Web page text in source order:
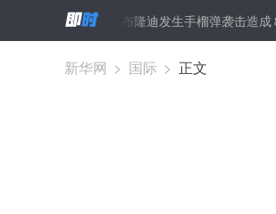
布隆迪发生手榴弹袭击造成８人死亡
新华网 > 国际 > 正文